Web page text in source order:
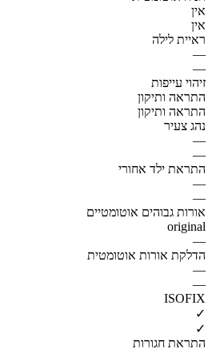
אין
אין
ראיית לילה
—
—
זיהוי עייפות
התראה ותיקון
התראה ותיקון
נהג צעיר
—
—
התראת ילד אחורי
—
—
אורות גבוהים אוטומטיים
original
—
הדלקת אורות אוטומטית
—
—
ISOFIX
✓
✓
התראת חגורות